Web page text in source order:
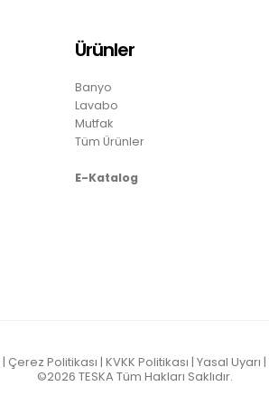
Ürünler
Banyo
Lavabo
Mutfak
Tüm Ürünler
E-Katalog
| Çerez Politikası | KVKK Politikası | Yasal Uyarı |
©2026 TESKA Tüm Hakları Saklıdır.